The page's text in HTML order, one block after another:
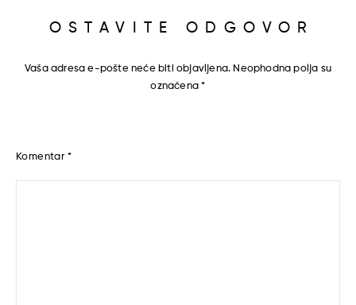
OSTAVITE ODGOVOR
Vaša adresa e-pošte neće biti objavljena. Neophodna polja su
označena*
Komentar *